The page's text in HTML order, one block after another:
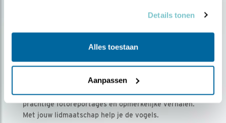
Details tonen
Alles toestaan
Aanpassen
Ontvang 5 x Vogels voor € 36,00 per jaar
Vogels is het tijdschrift voor onze leden, met
prachtige fotoreportages en opmerkelijke verhalen.
Met jouw lidmaatschap help je de vogels.